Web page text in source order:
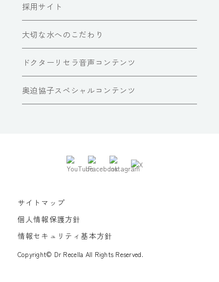
採用サイト
大切な水へのこだわり
ドクターリセラ音声コンテンツ
奥迫協子スペシャルコンテンツ
サイトマップ
個人情報保護方針
情報セキュリティ基本方針
Copyright© Dr Recella All Rights Reserved.